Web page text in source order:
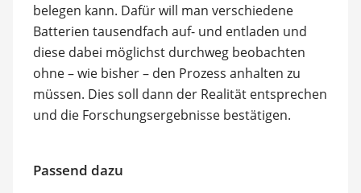
belegen kann. Dafür will man verschiedene
Batterien tausendfach auf- und entladen und
diese dabei möglichst durchweg beobachten
ohne – wie bisher – den Prozess anhalten zu
müssen. Dies soll dann der Realität entsprechen
und die Forschungsergebnisse bestätigen.
Passend dazu